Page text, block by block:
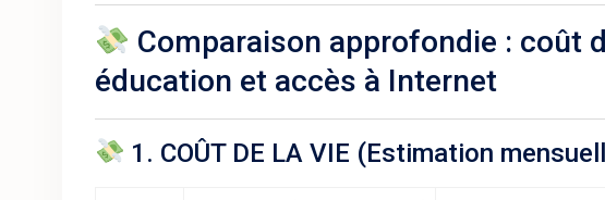
Comparaison approfondie : coût
éducation et accès à Internet
1. COÛT DE LA VIE (Estimation